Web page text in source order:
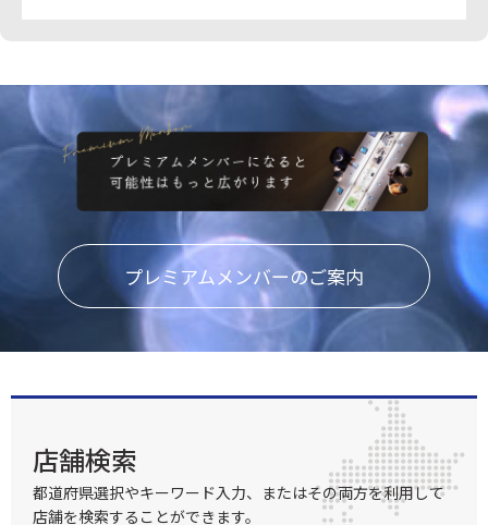
プレミアムメンバーのご案内
店舗検索
都道府県選択やキーワード入力、またはその両方を利用して
店舗を検索することができます。